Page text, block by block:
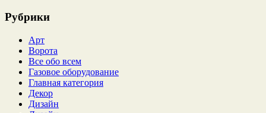
Рубрики
Арт
Ворота
Все обо всем
Газовое оборудование
Главная категория
Декор
Дизайн